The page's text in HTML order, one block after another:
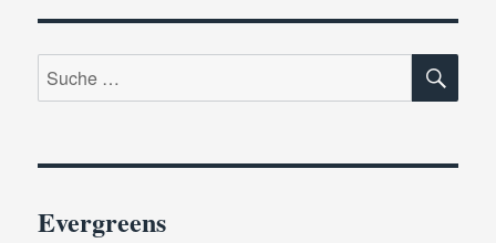
Suche
nach:
Evergreens